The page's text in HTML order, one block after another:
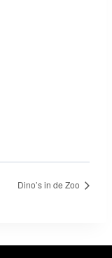
Dino’s in de Zoo